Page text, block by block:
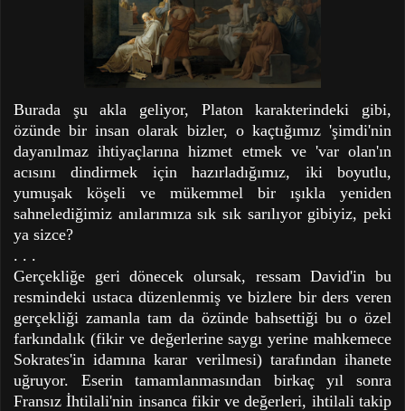
Burada şu akla geliyor, Platon karakterindeki gibi,
özünde bir insan olarak bizler, o kaçtığımız 'şimdi'nin
dayanılmaz ihtiyaçlarına hizmet etmek ve 'var olan'ın
acısını dindirmek için hazırladığımız, iki boyutlu,
yumuşak köşeli ve mükemmel bir ışıkla yeniden
sahnelediğimiz anılarımıza sık sık sarılıyor gibiyiz, peki
ya sizce?
. . .
Gerçekliğe geri dönecek olursak, ressam David'in bu
resmindeki ustaca düzenlenmiş ve bizlere bir ders veren
gerçekliği zamanla tam da özünde bahsettiği bu o özel
farkındalık (fikir ve değerlerine saygı yerine mahkemece
Sokrates'in idamına karar verilmesi) tarafından ihanete
uğruyor. Eserin tamamlanmasından birkaç yıl sonra
Fransız İhtilali'nin insanca fikir ve değerleri, ihtilali takip